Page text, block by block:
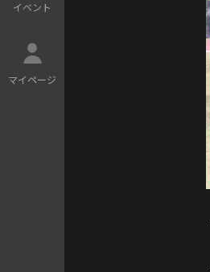
イベン ト
マイページ